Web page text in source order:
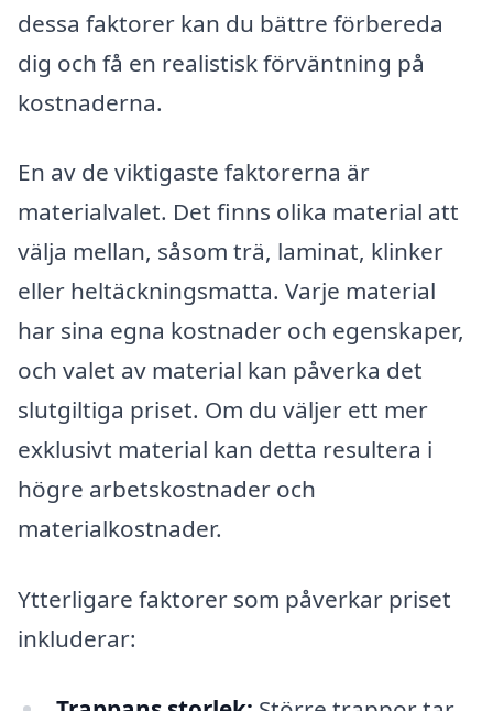
dessa faktorer kan du bättre förbereda
dig och få en realistisk förväntning på
kostnaderna.
En av de viktigaste faktorerna är
materialvalet. Det finns olika material att
välja mellan, såsom trä, laminat, klinker
eller heltäckningsmatta. Varje material
har sina egna kostnader och egenskaper,
och valet av material kan påverka det
slutgiltiga priset. Om du väljer ett mer
exklusivt material kan detta resultera i
högre arbetskostnader och
materialkostnader.
Ytterligare faktorer som påverkar priset
inkluderar: